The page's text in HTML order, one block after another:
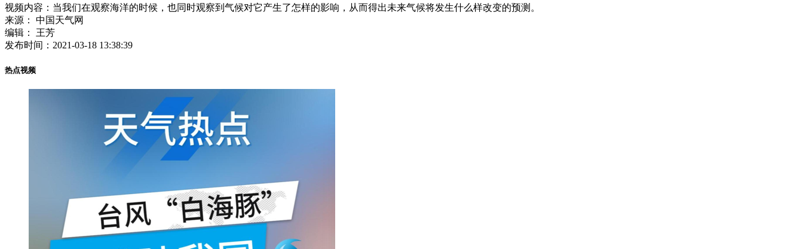
视频内容： 当我们在观察海洋的时候，也同时观察到气候对它产生了怎样的影响，从而得出未来气候将发生什么样改变的预测。
来源：
中国天气网
编辑：
王芳
发布时间： 2021-03-18 13:38:39
热点视频